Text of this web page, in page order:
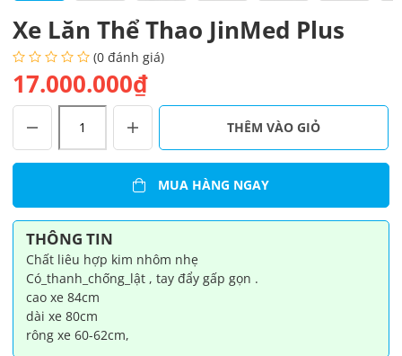
Xe Lăn Thể Thao JinMed Plus
(0 đánh giá)
17.000.000₫
Thể
Plus
số
lượng
THÊM VÀO GIỎ
MUA HÀNG NGAY
THÔNG TIN
Chất liêu hợp kim nhôm nhẹ
Có_thanh_chống_lật , tay đẩy gấp gọn .
cao xe 84cm
dài xe 80cm
rông xe 60-62cm,